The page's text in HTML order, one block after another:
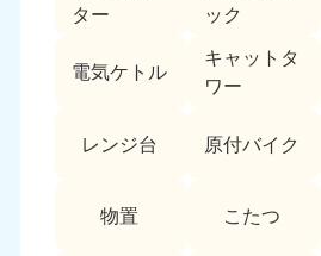
ター
ック
電気ケトル
キャットタ
ワー
レンジ台 原付バイク
物置 こたつ